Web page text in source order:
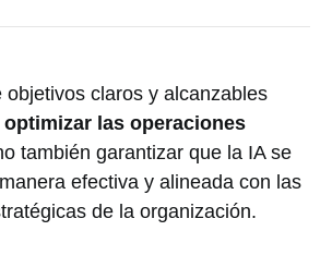
objetivos claros y alcanzables
optimizar las operaciones
también garantizar que la IA se
efectiva y alineada con las
de la organización.